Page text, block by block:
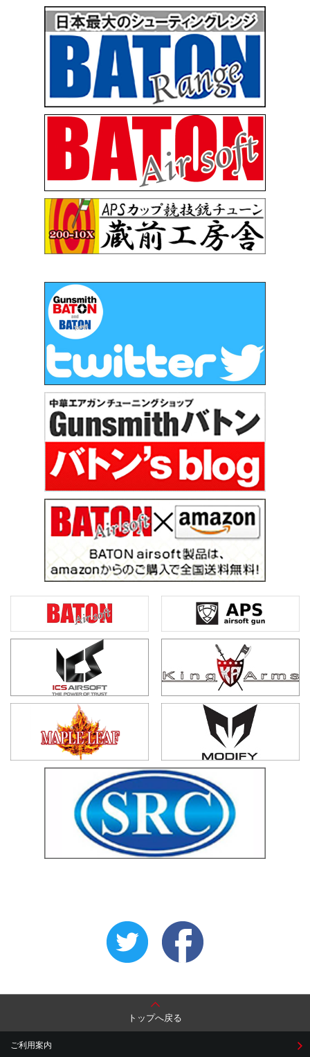
トップへ戻る
ご利用案内